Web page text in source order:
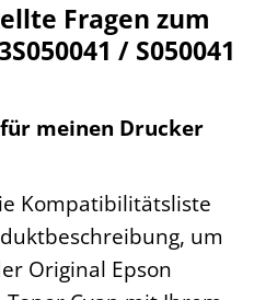
Fragen zum
/ S050041
meinen Drucker
Kompatibilitätsliste
um
Original Epson